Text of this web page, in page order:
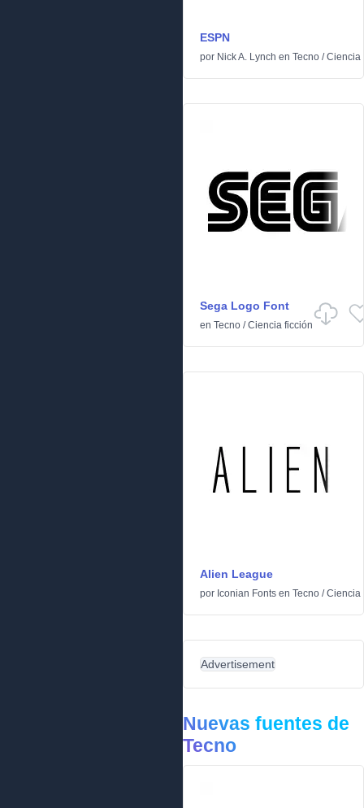
ESPN
por Nick A. Lynch en Tecno /Ciencia
Sega Logo Font
en Tecno /Ciencia ficción
Alien League
por Iconian Fonts en Tecno /Ciencia
Advertisement
Nuevas fuentes de
Tecno